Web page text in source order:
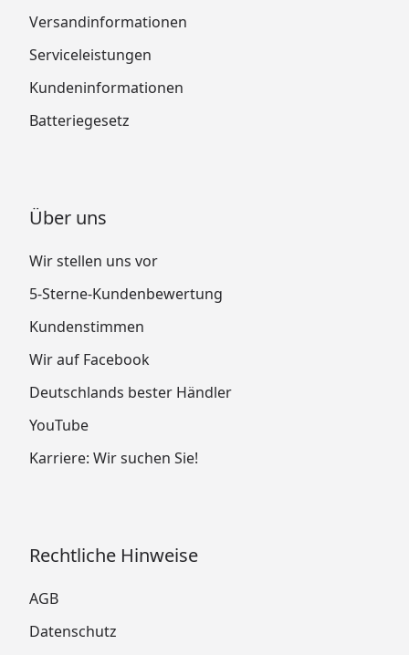
Versandinformationen
Serviceleistungen
Kundeninformationen
Batteriegesetz
Über uns
Wir stellen uns vor
5-Sterne-Kundenbewertung
Kundenstimmen
Wir auf Facebook
Deutschlands bester Händler
YouTube
Karriere: Wir suchen Sie!
Rechtliche Hinweise
AGB
Datenschutz